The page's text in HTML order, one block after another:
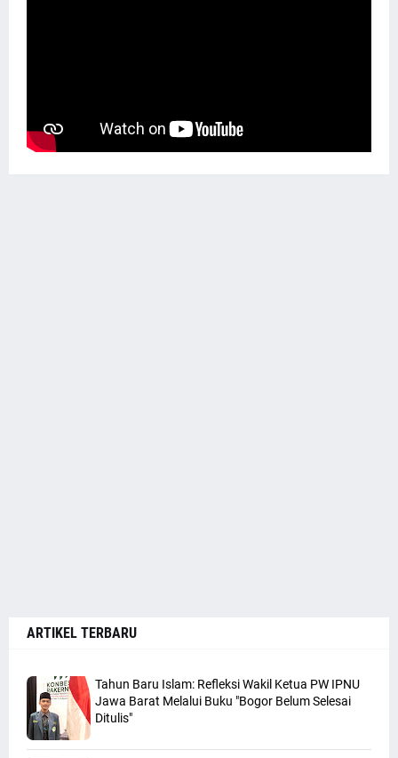
ARTIKEL TERBARU
Tahun Baru Islam: Refleksi Wakil Ketua PW IPNU
Jawa Barat Melalui Buku "Bogor Belum Selesai
Ditulis"